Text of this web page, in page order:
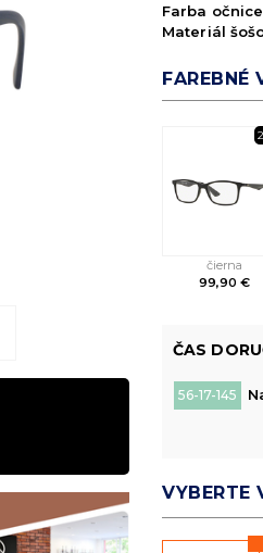
Farba
Materiál
FAREBNÉ
čierna
99,90 €
ČAS
56-17-145
VYBERTE